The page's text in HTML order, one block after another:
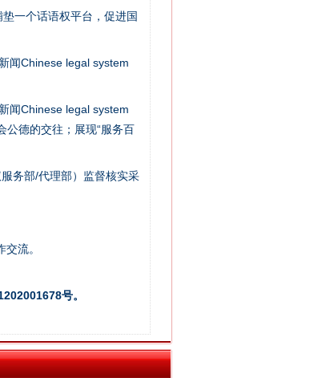
一个话语权平台，促进国
闻Chinese legal system
闻Chinese legal system
公德的交往；展现“服务百
务部/代理部）监督核实采
流。
号。
中国诞生的见证